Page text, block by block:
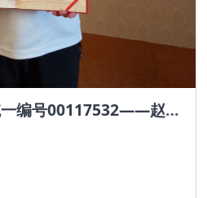
助力武术入奥全球统一编号00117532——赵贤治